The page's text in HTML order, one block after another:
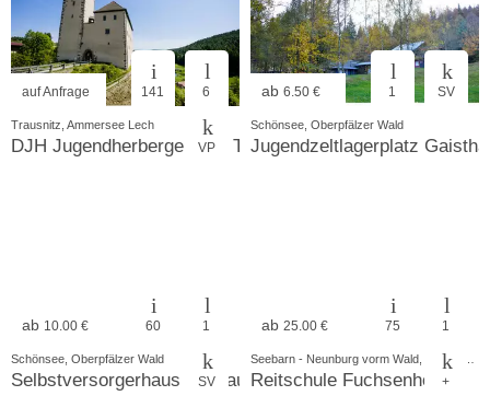
auf Anfrage 141 6
VP
Trausnitz, Ammersee Lech
DJH Jugendherberge Burg Trausnitz
ab 6.50 € 1 SV
Schönsee, Oberpfälzer Wald
Jugendzeltlagerplatz
ab 10.00 € 60 1
SV
Schönsee, Oberpfälzer Wald
Selbstversorgerhaus am Lauber Berg
ab 25.00 € 75 1
+
Reitschule Fuchsenhof FN